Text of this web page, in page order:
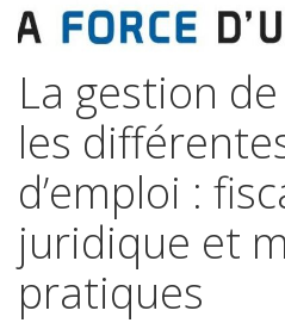
La gestion
les
d’emploi :
juridique et
pratiques